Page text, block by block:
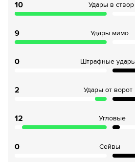
10 Удары в створ
9 Удары мимо
0 Штрафные удары
2 Удары от ворот
12 Угловые
0 Сейвы